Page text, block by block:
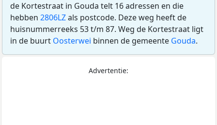
de Kortestraat in Gouda telt 16 adressen en die
hebben 2806LZals postcode. Deze weg heeft de
huisnummerreeks 53 t/m 87. Weg de Kortestraat ligt
in de buurt Oosterwei binnen de gemeente Gouda.
Advertentie: